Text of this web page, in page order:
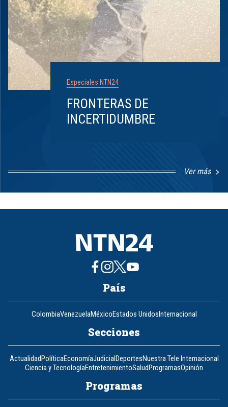
Especiales NTN24
FRONTERAS DE
INCERTIDUMBRE
Ver más
1
8
País
ColombiaVenezuelaMéxicoEstados UnidosInternacional
Secciones
ActualidadPolíticaEconomíaJudicialDeportesNuestra Tele Internacional
Ciencia y TecnologíaEntretenimientoSaludProgramasOpinión
Programas